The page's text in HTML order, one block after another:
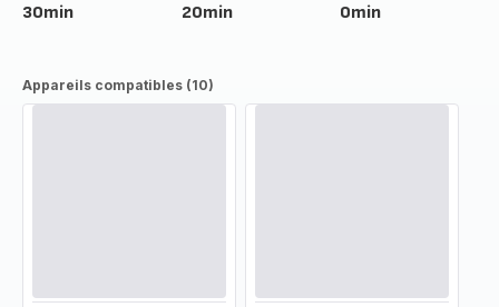
30min 20min 0min
Appareils compatibles (10)